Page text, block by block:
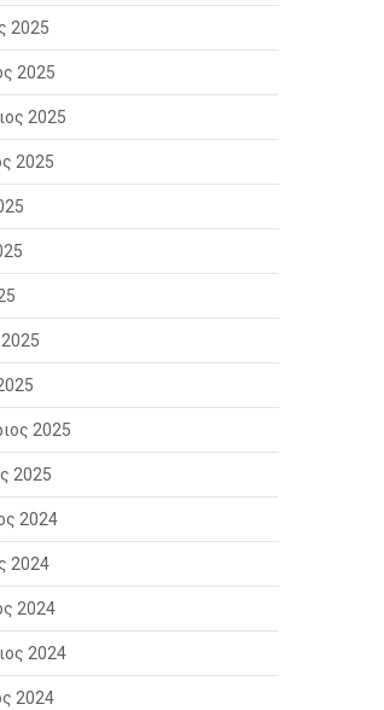
2025
2025
2025
2025
2025
2025
2024
2024
2024
2024
2024